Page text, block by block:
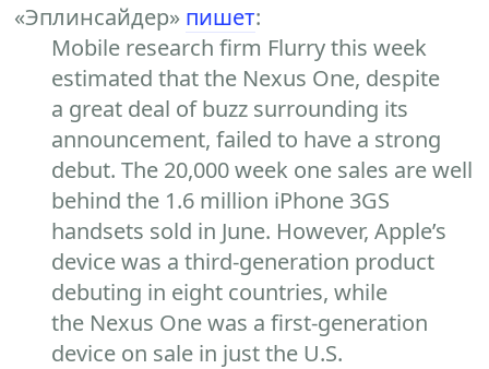
«Эплинсайдер» пишет:
Mobile research firm Flurry this week
estimated that the Nexus One, despite
a great deal of buzz surrounding its
announcement, failed to have a strong
debut. The 20,000 week one sales are well
behind the 1.6 million iPhone 3GS
handsets sold in June. However, Apple’s
device was a third-generation product
debuting in eight countries, while
the Nexus One was a first-generation
device on sale in just the U.S.